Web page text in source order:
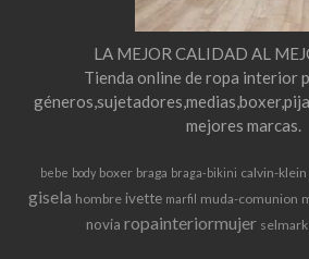
LA MEJOR CALIDAD AL
Tienda online de ropa interior
mejores marcas.
bebe body boxer braga braga-bikini calvin-klein
gisela hombre ivette marfil muda-comunion
novia ropainteriormujer selmark